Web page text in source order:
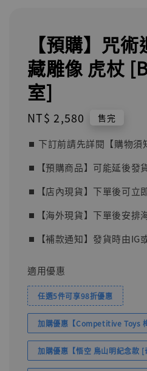
【預購】咒
藏雕像 虎杖
室]
Regular
NT$ 2,580 售完
⏹︎ 下訂前請先詳閱【購物須
⏹︎【預購商品】可能延後發
⏹︎【店內現貨】下單後可立
⏹︎【海外現貨】下單後安排
⏹︎【補款通知】發貨時由IG
適用優惠
任選5件可享98折優惠
加購優惠【Competitive Toys
加購優惠【悟空 鳥山明紀念款 [